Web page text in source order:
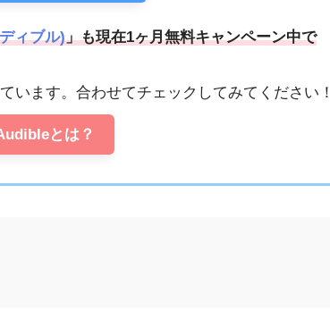
ィブル)」も現在1ヶ月無料キャンペーン中で
います。合わせてチェックしてみてください！
とは？